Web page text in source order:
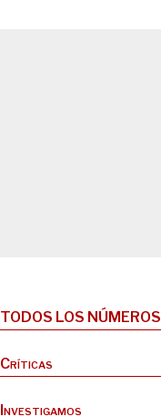
TODOS LOS NÚMEROS
Críticas
Investigamos